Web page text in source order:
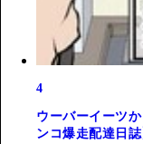
4
ウーバーイーツ
ンコ爆走配達日誌